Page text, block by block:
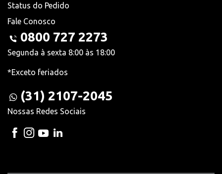
Status do Pedido
Fale Conosco
0800 727 2273
Segunda à sexta 8:00 às 18:00
*Exceto feriados
(31) 2107-2045
Nossas Redes Sociais